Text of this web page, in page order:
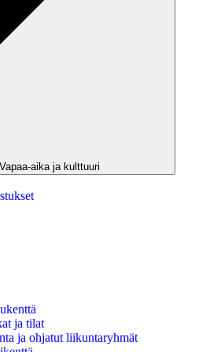
aika ja kulttuuri
ja tilat
ja ohjatut liikuntaryhmät